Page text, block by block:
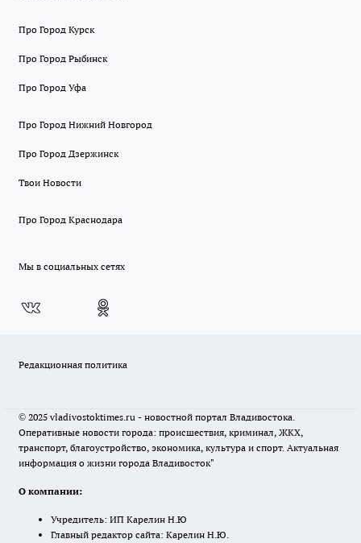
Про Город Курск
Про Город Рыбинск
Про Город Уфа
Про Город Нижний Новгород
Про Город Дзержинск
Твои Новости
Про Город Краснодара
Мы в социальных сетях
Редакционная политика
© 2025 vladivostoktimes.ru - новостной портал Владивостока.
Оперативные новости города: происшествия, криминал, ЖКХ,
транспорт, благоустройство, экономика, культура и спорт. Актуальная
информация о жизни города Владивосток"
О компании:
Учредитель: ИП Карелин Н.Ю
Главный редактор сайта: Карелин Н.Ю.